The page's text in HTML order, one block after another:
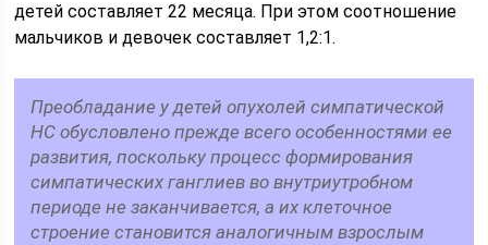
детей составляет 22 месяца. При этом соотношение
мальчиков и девочек составляет 1,2:1.
Преобладание у детей опухолей симпатической
НС обусловлено прежде всего особенностями ее
развития, поскольку процесс формирования
симпатических ганглиев во внутриутробном
периоде не заканчивается, а их клеточное
строение становится аналогичным взрослым